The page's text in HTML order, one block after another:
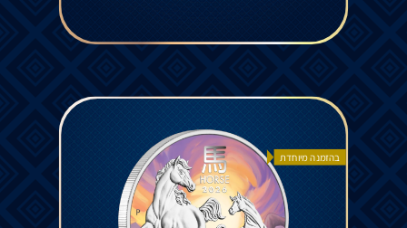
בהזמנה מיוחדת